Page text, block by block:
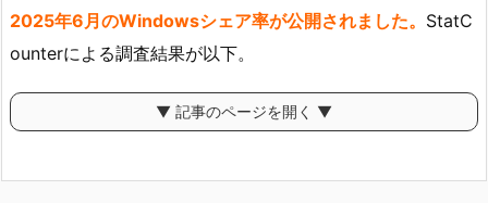
2025年6月のWindowsシェア率が公開されました。 StatC
ounterによる調査結果が以下。
▼ 記事のページを開く ▼